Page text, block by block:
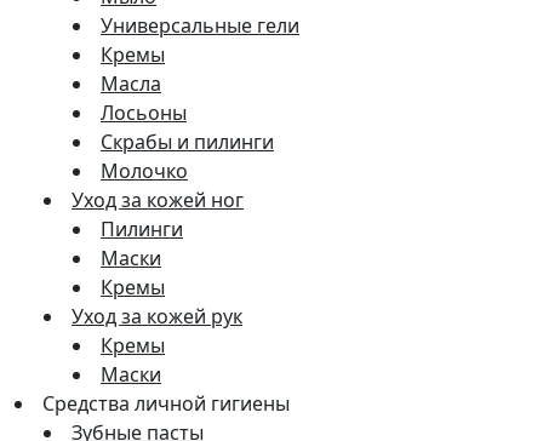
Универсальные гели
Кремы
Масла
Лосьоны
Скрабы и пилинги
Молочко
Уход за кожей ног
Пилинги
Маски
Кремы
Уход за кожей рук
Кремы
Маски
Средства личной гигиены
Зубные пасты